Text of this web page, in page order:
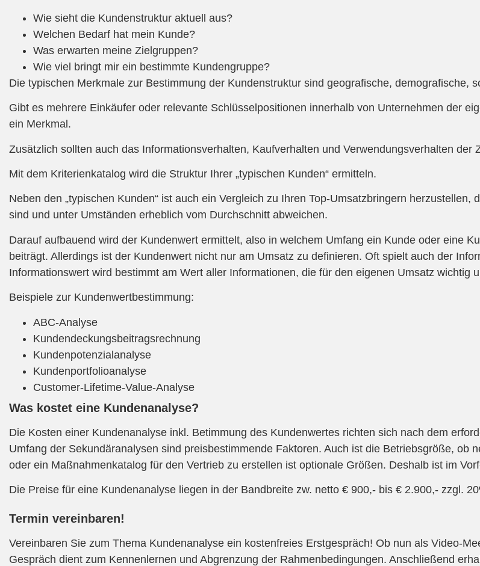
Wie sieht die Kundenstruktur aktuell aus?
Welchen Bedarf hat mein Kunde?
Was erwarten meine Zielgruppen?
Wie viel bringt mir ein bestimmte Kundengruppe?
Die typischen Merkmale zur Bestimmung der Kundenstruktur sind geografische, demografische,
Gibt es mehrere Einkäufer oder relevante Schlüsselpositionen innerhalb von Unternehmen der
ein Merkmal.
Zusätzlich sollten auch das Informationsverhalten, Kaufverhalten und Verwendungsverhalten der
Mit dem Kriterienkatalog wird die Struktur Ihrer „typischen Kunden“ ermitteln.
Neben den „typischen Kunden“ ist auch ein Vergleich zu Ihren Top-Umsatzbringern
sind und unter Umständen erheblich vom Durchschnitt abweichen.
Darauf aufbauend wird der Kundenwert ermittelt, also in welchem Umfang ein Kunde oder eine
beiträgt. Allerdings ist der Kundenwert nicht nur am Umsatz zu definieren. Oft spielt auch der
Informationswert wird bestimmt am Wert aller Informationen, die für den eigenen Umsatz wichtig
Beispiele zur Kundenwertbestimmung:
ABC-Analyse
Kundendeckungsbeitragsrechnung
Kundenpotenzialanalyse
Kundenportfolioanalyse
Customer-Lifetime-Value-Analyse
Was kostet eine Kundenanalyse?
Die Kosten einer Kundenanalyse inkl. Betimmung des Kundenwertes richten sich nach dem
Umfang der Sekundäranalysen sind preisbestimmende Faktoren. Auch ist die Betriebsgröße, ob
oder ein Maßnahmenkatalog für den Vertrieb zu erstellen ist optionale Größen. Deshalb ist im
Die Preise für eine Kundenanalyse liegen in der Bandbreite zw. netto € 900,- bis € 2.900,- zzgl.
Termin vereinbaren!
Vereinbaren Sie zum Thema Kundenanalyse ein kostenfreies Erstgespräch! Ob nun als Video-
Gespräch dient zum Kennenlernen und Abgrenzung der Rahmenbedingungen. Anschließend